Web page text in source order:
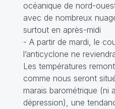
océanique de nord-
avec de nombreux
surtout en après-midi
- A partir de mardi, le
l’anticyclone ne
Les températures
comme nous seront
marais barométrique (ni
dépression), une